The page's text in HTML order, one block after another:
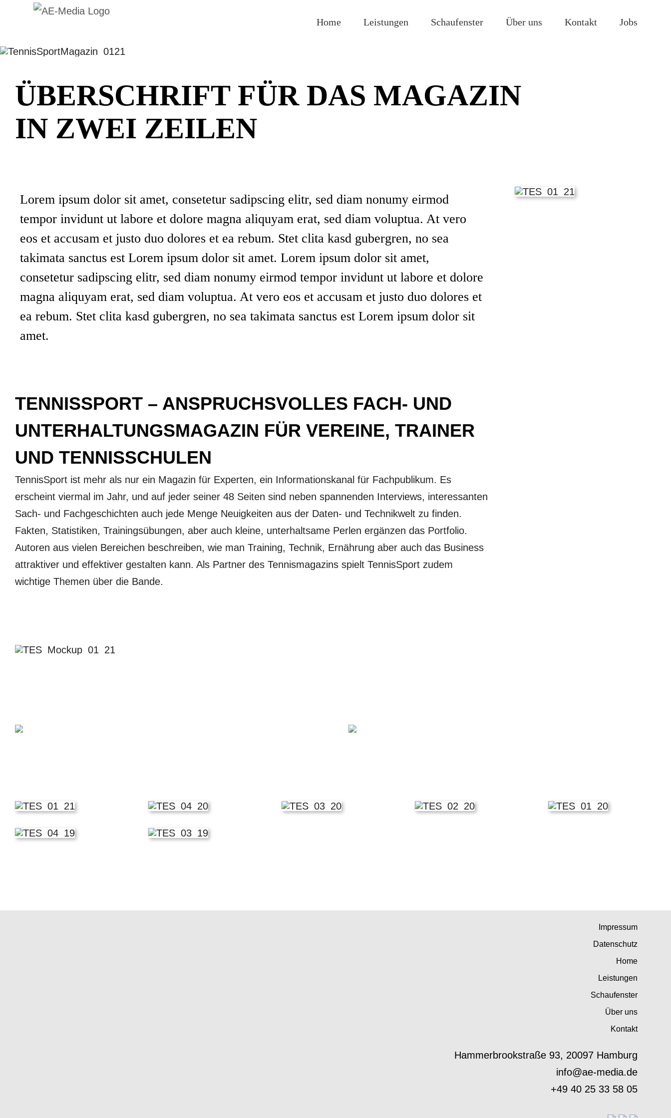
Home Leistungen Schaufenster Über uns Kontakt Jobs
ÜBERSCHRIFT FÜR DAS MAGAZIN
IN ZWEI ZEILEN
Lorem ipsum dolor sit amet, consetetur sadipscing elitr, sed diam nonumy eirmod
tempor invidunt ut labore et dolore magna aliquyam erat, sed diam voluptua. At vero
eos et accusam et justo duo dolores et ea rebum. Stet clita kasd gubergren, no sea
takimata sanctus est Lorem ipsum dolor sit amet. Lorem ipsum dolor sit amet,
consetetur sadipscing elitr, sed diam nonumy eirmod tempor invidunt ut labore et dolore
magna aliquyam erat, sed diam voluptua. At vero eos et accusam et justo duo dolores et
ea rebum. Stet clita kasd gubergren, no sea takimata sanctus est Lorem ipsum dolor sit
amet.
TENNISSPORT – ANSPRUCHSVOLLES FACH- UND
UNTERHALTUNGSMAGAZIN FÜR VEREINE, TRAINER
UND TENNISSCHULEN
TennisSport ist mehr als nur ein Magazin für Experten, ein Informationskanal für Fachpublikum. Es
erscheint viermal im Jahr, und auf jeder seiner 48 Seiten sind neben spannenden Interviews, interessanten
Sach- und Fachgeschichten auch jede Menge Neuigkeiten aus der Daten- und Technikwelt zu finden.
Fakten, Statistiken, Trainingsübungen, aber auch kleine, unterhaltsame Perlen ergänzen das Portfolio.
Autoren aus vielen Bereichen beschreiben, wie man Training, Technik, Ernährung aber auch das Business
attraktiver und effektiver gestalten kann. Als Partner des Tennismagazins spielt TennisSport zudem
wichtige Themen über die Bande.
Impressum
Datenschutz
Home
Leistungen
Schaufenster
Über uns
Kontakt
Hammerbrookstraße 93, 20097 Hamburg
info@ae-media.de
+49 40 25 33 58 05